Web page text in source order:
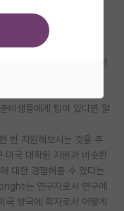
유학교육 후기 - 상편에서
비생들에게 팁이 있다면 알
번 지원해보시는 것을 추
국 대학원 지원과 비슷한
대한 경험해볼 수 있다는
는 연구자로서 연구에
양국에 학자로서 어떻게